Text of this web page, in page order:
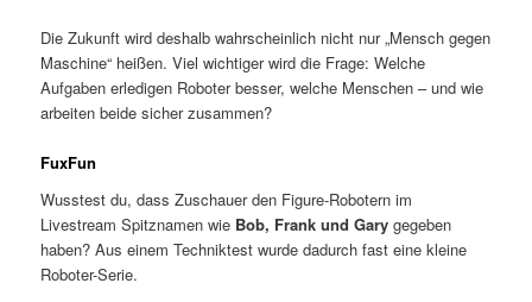
Die Zukunft wird deshalb wahrscheinlich nicht nur „Mensch gegen
Maschine“ heißen. Viel wichtiger wird die Frage: Welche
Aufgaben erledigen Roboter besser, welche Menschen – und wie
arbeiten beide sicher zusammen?
FuxFun
Wusstest du, dass Zuschauer den Figure-Robotern im
Livestream Spitznamen wie Bob, Frank und Gary gegeben
haben? Aus einem Techniktest wurde dadurch fast eine kleine
Roboter-Serie.